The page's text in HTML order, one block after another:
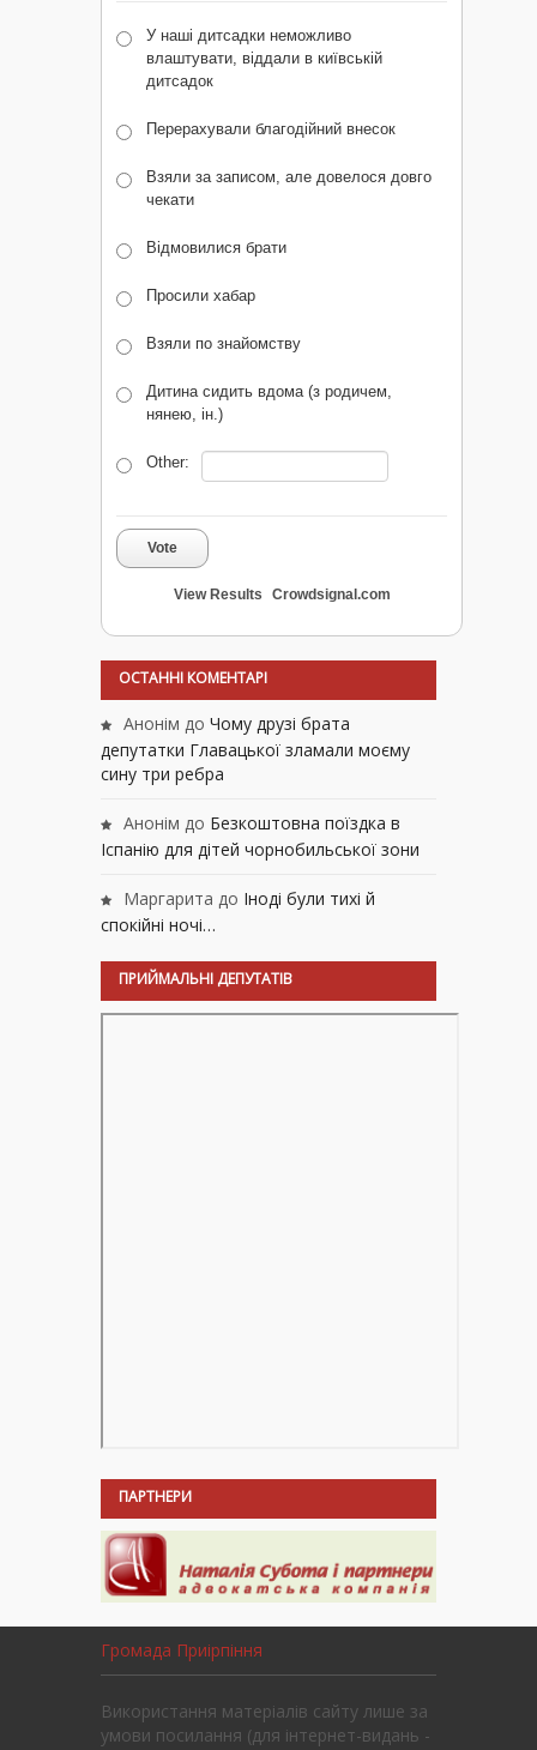
У наші дитсадки неможливо
влаштувати, віддали в київській
дитсадок
Перерахували благодійний внесок
Взяли за записом, але довелося довго
чекати
Відмовилися брати
Просили хабар
Взяли по знайомству
Дитина сидить вдома (з родичем,
нянею, ін.)
Other:
Vote
View Results Crowdsignal.com
ОСТАННІ КОМЕНТАРІ
Анонім до Чому друзі брата
депутатки Главацької зламали моєму
сину три ребра
Анонім до Безкоштовна поїздка в
Іспанію для дітей чорнобильської зони
Маргарита до Іноді були тихі й
спокійні ночі…
ПРИЙМАЛЬНІ ДЕПУТАТІВ
ПАРТНЕРИ
Громада Приірпіння
Використання матеріалів сайту лише за
умови посилання (для інтернет-видань -